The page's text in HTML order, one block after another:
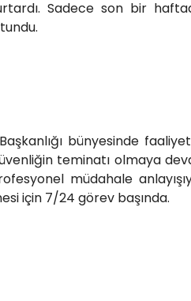
Sadece son bir
bünyesinde
teminatı olmaya
müdahale
için 7/24 görev başında.